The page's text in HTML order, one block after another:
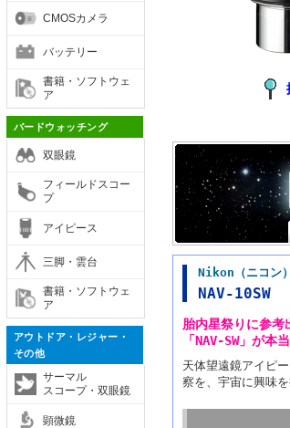
CMOSカメラ
バッテリー
書籍・ソフトウェ
ア
バードウォッチング
双眼鏡
フィールドスコー
プ
アイピース
三脚・雲台
書籍・ソフトウェ
ア
アウトドア・レジャー・
その他
サーマル
スコープ・双眼鏡
顕微鏡
Nikon（ニコン
NAV-10SW
胎内星祭りに参
「NAV-SW」が本
天体望遠鏡アイピ
察を、宇宙に興味